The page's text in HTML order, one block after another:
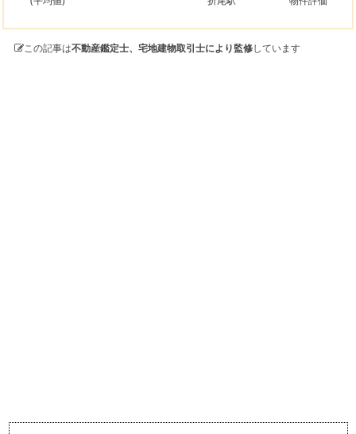
この記事は不動産鑑定士、宅地建物取引士により監修しています